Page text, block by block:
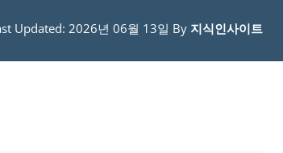
Updated: 2026년 06월 13일 By 지식인사이트